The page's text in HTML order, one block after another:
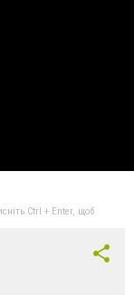
Ctrl + Enter, щоб